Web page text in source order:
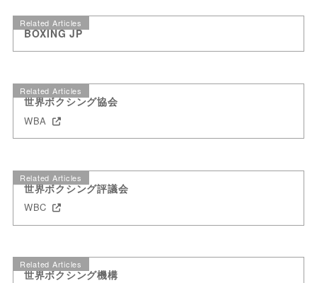
Related Articles
BOXING JP
Related Articles
世界ボクシング協会
WBA
Related Articles
世界ボクシング評議会
WBC
Related Articles
世界ボクシング機構